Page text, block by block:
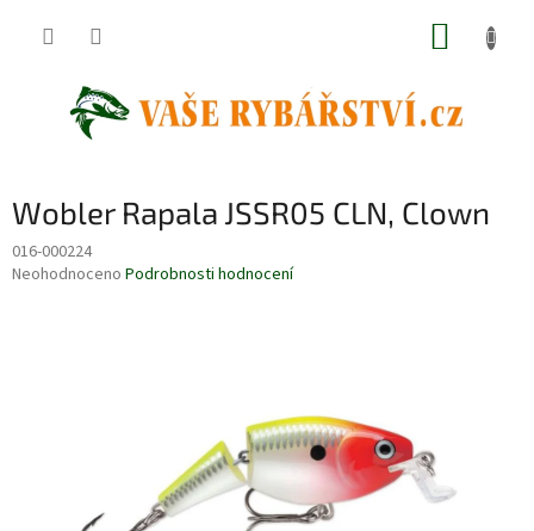
Wobler Rapala JSSR05 CLN, Clown
016-000224
Průměrné
Neohodnoceno Podrobnosti hodnocení